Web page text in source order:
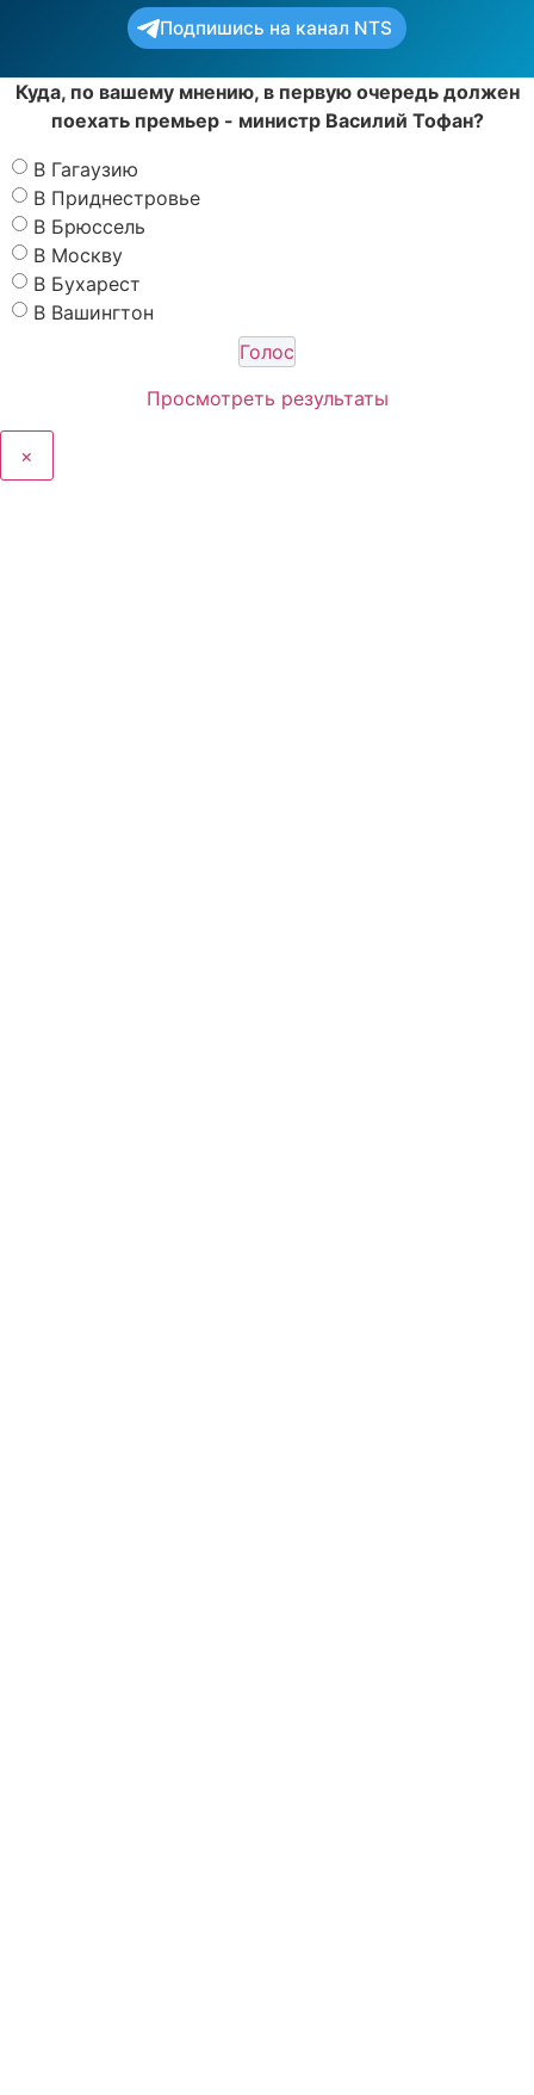
Подпишись на канал NTS
Куда, по вашему мнению, в первую очередь должен
поехать премьер - министр Василий Тофан?
В Гагаузию
В Приднестровье
В Брюссель
В Москву
В Бухарест
В Вашингтон
Просмотреть результаты
×